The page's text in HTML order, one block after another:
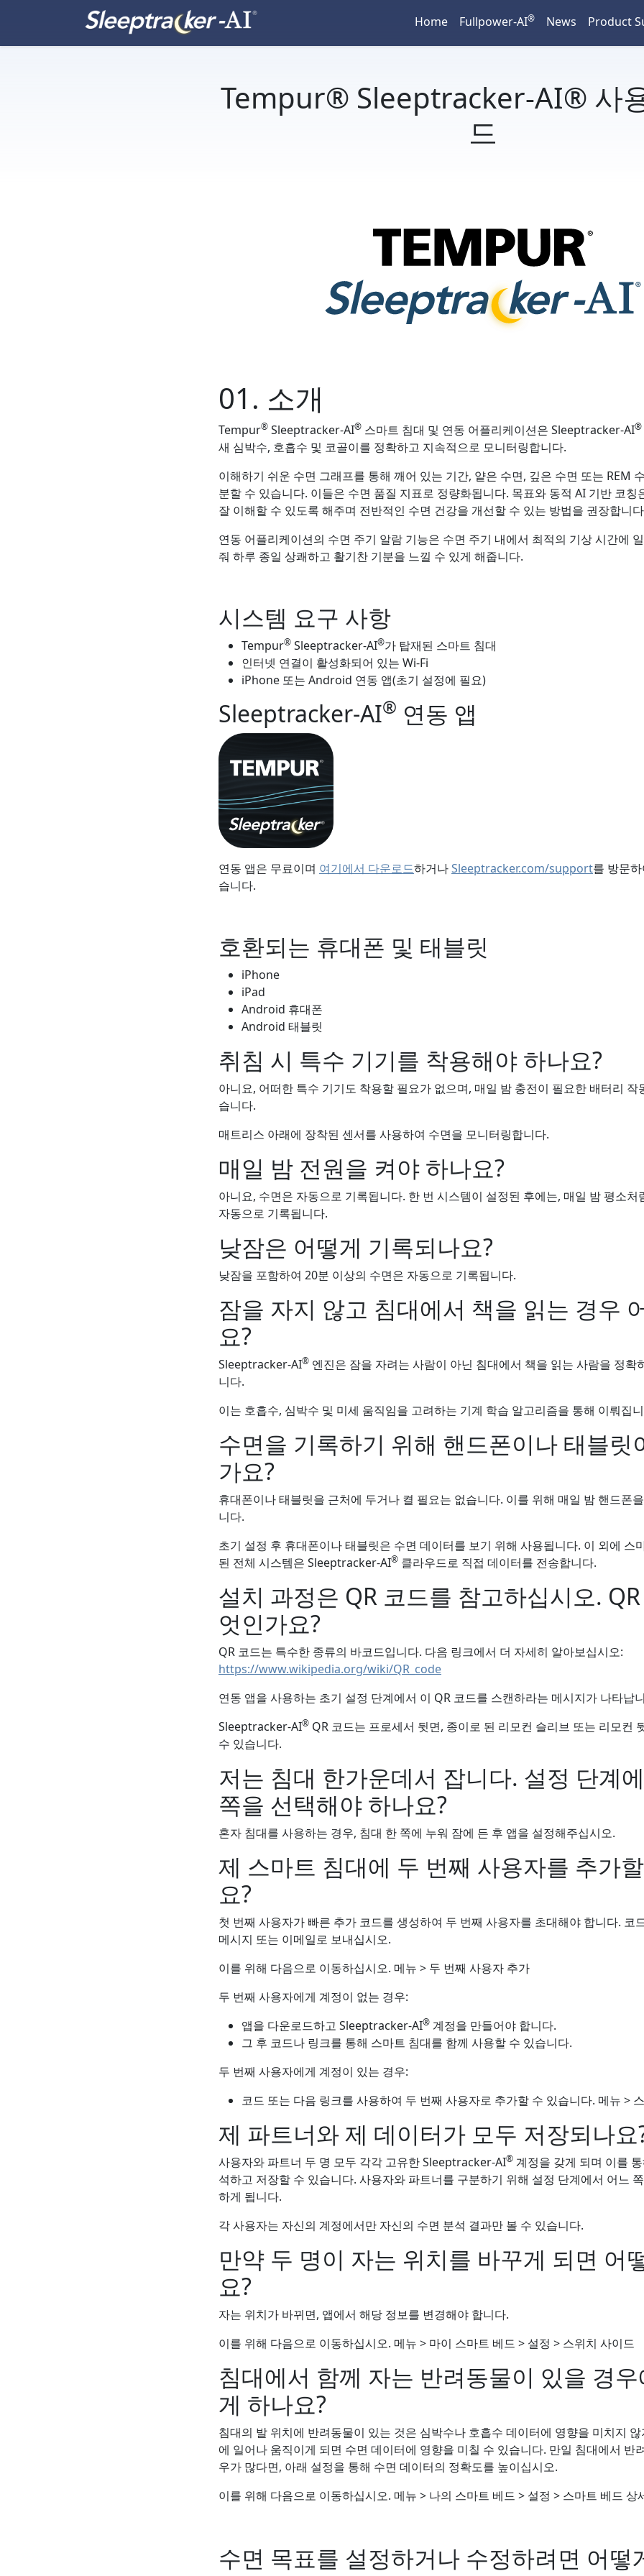
Home Fullpower-AI® News Product
Tempur® Sleeptracker-AI® 사
드
01. 소개
Tempur® Sleeptracker-AI® 스마트 침대 및 연동 어플리케이션은 Sleeptracker-AI®
새 심박수, 호흡수 및 코골이를 정확하고 지속적으로 모니터링합니다.
이해하기 쉬운 수면 그래프를 통해 깨어 있는 기간, 얕은 수면, 깊은 수면 또는 REM
분할 수 있습니다. 이들은 수면 품질 지표로 정량화됩니다. 목표와 동적 AI 기반 코칭
잘 이해할 수 있도록 해주며 전반적인 수면 건강을 개선할 수 있는 방법을 권장합니
연동 어플리케이션의 수면 주기 알람 기능은 수면 주기 내에서 최적의 기상 시간에
줘 하루 종일 상쾌하고 활기찬 기분을 느낄 수 있게 해줍니다.
시스템 요구 사항
Tempur® Sleeptracker-AI®가 탑재된 스마트 침대
인터넷 연결이 활성화되어 있는 Wi-Fi
iPhone 또는 Android 연동 앱(초기 설정에 필요)
Sleeptracker-AI® 연동 앱
연동 앱은 무료이며 여기에서 다운로드하거나Sleeptracker.com/support를 방문
습니다.
호환되는 휴대폰 및 태블릿
iPhone
iPad
Android 휴대폰
Android 태블릿
취침 시 특수 기기를 착용해야 하나요?
아니요, 어떠한 특수 기기도 착용할 필요가 없으며, 매일 밤 충전이 필요한 배터리 작
습니다.
매트리스 아래에 장착된 센서를 사용하여 수면을 모니터링합니다.
매일 밤 전원을 켜야 하나요?
아니요, 수면은 자동으로 기록됩니다. 한 번 시스템이 설정된 후에는, 매일 밤 평소처
자동으로 기록됩니다.
낮잠은 어떻게 기록되나요?
낮잠을 포함하여 20분 이상의 수면은 자동으로 기록됩니다.
잠을 자지 않고 침대에서 책을 읽는 경우
요?
Sleeptracker-AI® 엔진은 잠을 자려는 사람이 아닌 침대에서 책을 읽는 사람을 정확
니다.
이는 호흡수, 심박수 및 미세 움직임을 고려하는 기계 학습 알고리즘을 통해 이뤄집
수면을 기록하기 위해 핸드폰이나 태블릿
가요?
휴대폰이나 태블릿을 근처에 두거나 켤 필요는 없습니다. 이를 위해 매일 밤 핸드폰
니다.
초기 설정 후 휴대폰이나 태블릿은 수면 데이터를 보기 위해 사용됩니다. 이 외에 스
된 전체 시스템은 Sleeptracker-AI® 클라우드로 직접 데이터를 전송합니다.
설치 과정은 QR 코드를 참고하십시오.
엇인가요?
QR 코드는 특수한 종류의 바코드입니다. 다음 링크에서 더 자세히 알아보십시오:
https://www.wikipedia.org/wiki/QR_code
연동 앱을 사용하는 초기 설정 단계에서 이 QR 코드를 스캔하라는 메시지가 나타납
Sleeptracker-AI® QR 코드는 프로세서 뒷면, 종이로 된 리모컨 슬리브 또는 리모컨
수 있습니다.
저는 침대 한가운데서 잡니다. 설정 단계
쪽을 선택해야 하나요?
혼자 침대를 사용하는 경우, 침대 한 쪽에 누워 잠에 든 후 앱을 설정해주십시오.
제 스마트 침대에 두 번째 사용자를 추가
요?
첫 번째 사용자가 빠른 추가 코드를 생성하여 두 번째 사용자를 초대해야 합니다. 코
메시지 또는 이메일로 보내십시오.
이를 위해 다음으로 이동하십시오. 메뉴 > 두 번째 사용자 추가
두 번째 사용자에게 계정이 없는 경우:
앱을 다운로드하고 Sleeptracker-AI® 계정을 만들어야 합니다.
그 후 코드나 링크를 통해 스마트 침대를 함께 사용할 수 있습니다.
두 번째 사용자에게 계정이 있는 경우:
코드 또는 다음 링크를 사용하여 두 번째 사용자로 추가할 수 있습니다. 메뉴 >
제 파트너와 제 데이터가 모두 저장되나요
사용자와 파트너 두 명 모두 각각 고유한 Sleeptracker-AI® 계정을 갖게 되며 이를
석하고 저장할 수 있습니다. 사용자와 파트너를 구분하기 위해 설정 단계에서 어느
하게 됩니다.
각 사용자는 자신의 계정에서만 자신의 수면 분석 결과만 볼 수 있습니다.
만약 두 명이 자는 위치를 바꾸게 되면 어
요?
자는 위치가 바뀌면, 앱에서 해당 정보를 변경해야 합니다.
이를 위해 다음으로 이동하십시오. 메뉴 > 마이 스마트 베드 > 설정 > 스위치 사이드
침대에서 함께 자는 반려동물이 있을 경
게 하나요?
침대의 발 위치에 반려동물이 있는 것은 심박수나 호흡수 데이터에 영향을 미치지
에 일어나 움직이게 되면 수면 데이터에 영향을 미칠 수 있습니다. 만일 침대에서 반
우가 많다면, 아래 설정을 통해 수면 데이터의 정확도를 높이십시오.
이를 위해 다음으로 이동하십시오. 메뉴 > 나의 스마트 베드 > 설정 > 스마트 베드 상
수면 목표를 설정하거나 수정하려면 어떻